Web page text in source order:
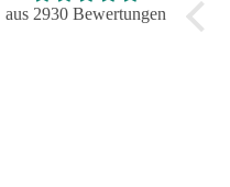
aus 2930 Bewertungen